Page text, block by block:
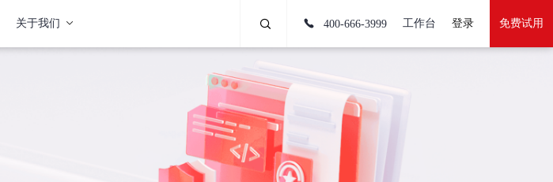
关于我们 400-666-3999 工作台 登录 免费试用